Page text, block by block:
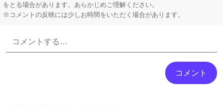
をとる場合があります。あらかじめご理解ください。
※コメントの反映には少しお時間をいただく場合があります。